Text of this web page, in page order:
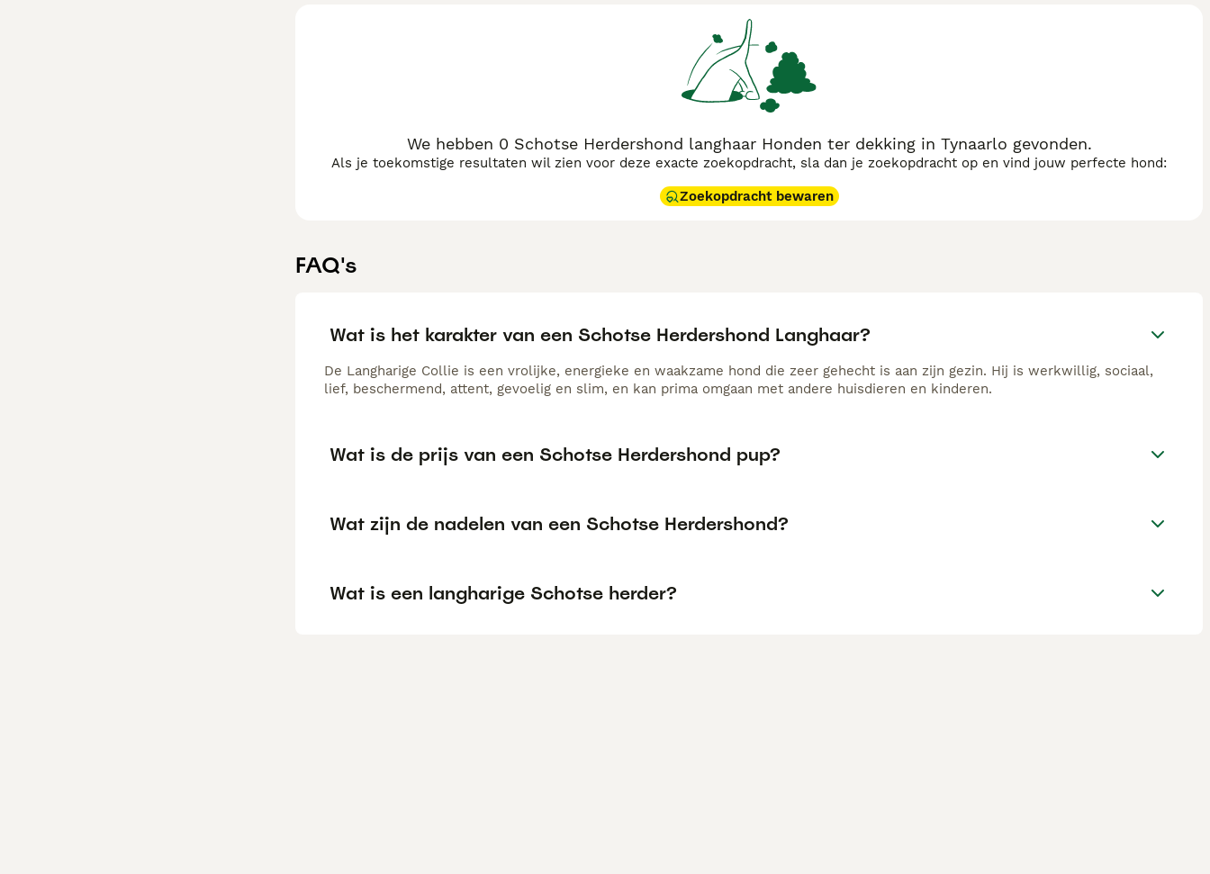
voor informatie over dit hondenras.
We hebben 0 Schotse Herdershond langhaar Honden ter dekking in Tynaarlo gevonden.
Als je toekomstige resultaten wil zien voor deze exacte zoekopdracht, sla dan je zoekopdracht op en vind jouw perfecte hond:
Zoekopdracht bewaren
FAQ's
Wat is het karakter van een Schotse Herdershond Langhaar?
De Langharige Collie is een vrolijke, energieke en waakzame hond die zeer gehecht is aan zijn gezin. Hij is werkwillig, sociaal,
lief, beschermend, attent, gevoelig en slim, en kan prima omgaan met andere huisdieren en kinderen.
Wat is de prijs van een Schotse Herdershond pup?
Wat zijn de nadelen van een Schotse Herdershond?
Wat is een langharige Schotse herder?